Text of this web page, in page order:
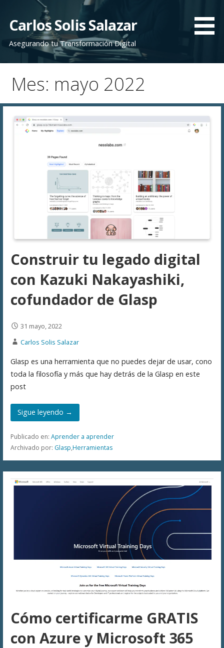
contenido
Carlos Solis Salazar
Asegurando tu Transformación Digital
Mes: mayo 2022
Construir tu legado digital
con Kazuki Nakayashiki,
cofundador de Glasp
31 mayo, 2022
Carlos Solis Salazar
Glasp es una herramienta que no puedes dejar de usar, cono
toda la filosofía y más que hay detrás de la Glasp en este
post
Sigue leyendo →
Publicado en: Aprender a aprender
Archivado por: Glasp,Herramientas
Cómo certificarme GRATIS
con Azure y Microsoft 365